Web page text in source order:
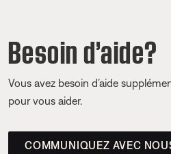
Besoin d’aide?
Vous avez besoin d’aide
pour vous aider.
COMMUNIQUEZ AVEC